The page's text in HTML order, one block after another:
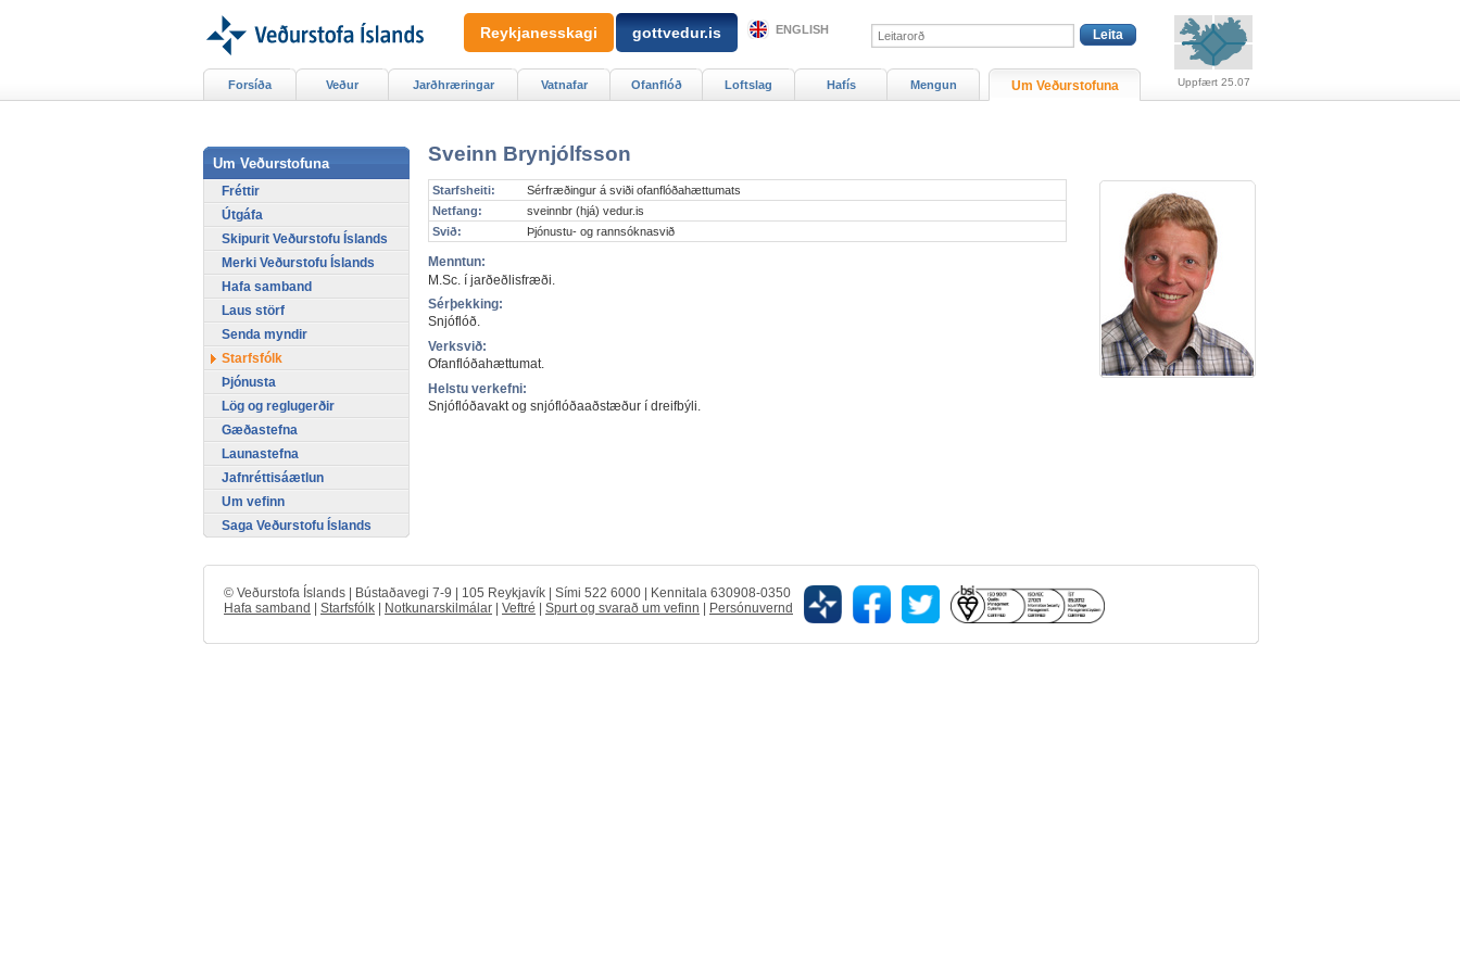
Sveinn Brynjólfsson
Starfsheiti:
Sérfræðingur á sviði ofanflóðahættumats
Netfang:
sveinnbr (hjá) vedur.is
Svið:
Þjónustu- og rannsóknasvið
Menntun:
M.Sc. í jarðeðlisfræði.
Sérþekking:
Snjóflóð.
Verksvið:
Ofanflóðahættumat.
Helstu verkefni:
Snjóflóðavakt og snjóflóðaaðstæður í dreifbýli.
Forsíða Veður Jarðhræringar Vatnafar Ofanflóð Loftslag Hafís Mengun Um Veðurstofuna
Um Veðurstofuna
Fréttir
Útgáfa
Skipurit Veðurstofu Íslands
Merki Veðurstofu Íslands
Hafa samband
Laus störf
Senda myndir
Starfsfólk
Þjónusta
Lög og reglugerðir
Gæðastefna
Launastefna
Jafnréttisáætlun
Um vefinn
Saga Veðurstofu Íslands
Uppfært 25.07
Reykjanesskagi gottvedur.is ENGLISH
© Veðurstofa Íslands | Bústaðavegi 7-9 | 105 Reykjavík | Sími 522 6000 | Kennitala 630908-0350
Hafa samband | Starfsfólk | Notkunarskilmálar | Veftré | Spurt og svarað um vefinn | Persónuvernd